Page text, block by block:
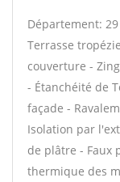
Département: 29
Terrasse
couverture -
- Étanchéité de
façade -
Isolation par
de plâtre - Faux
thermique des